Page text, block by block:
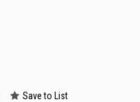
Save to List